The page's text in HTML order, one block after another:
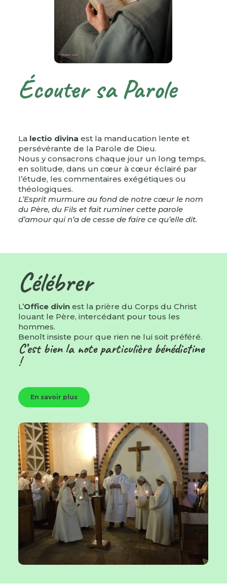
Écouter sa Parole
La lectio divina est la manducation lente et
persévérante de la Parole de Dieu.
Nous y consacrons chaque jour un long temps,
en solitude, dans un cœur à cœur éclairé par
l’étude, les commentaires exégétiques ou
théologiques.
L’Esprit murmure au fond de notre cœur le nom
du Père, du Fils et fait ruminer cette parole
d’amour qui n’a de cesse de faire ce qu’elle dit.
Célébrer
L’Office divin est la prière du Corps du Christ
louant le Père, intercédant pour tous les
hommes.
Benoît insiste pour que rien ne lui soit préféré.
C’est bien la note particulière bénédictine
!
En savoir plus